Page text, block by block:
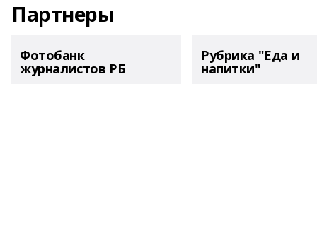
Партнеры
Фотобанк
журналистов РБ
Рубрика "Еда и
напитки"